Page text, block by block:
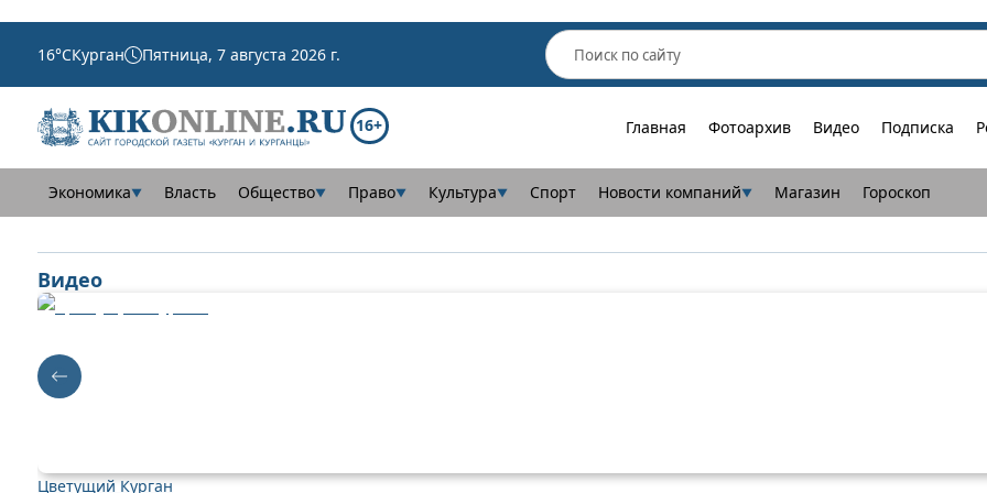
16°CКурган Пятница, 7 августа 2026 г.
16+ Главная Фотоархив Видео Подписка
Экономика▼ Власть Общество▼ Право▼ Культура▼ Спорт Новости компаний▼ Магазин Гороскоп
Видео
Цветущий Курган